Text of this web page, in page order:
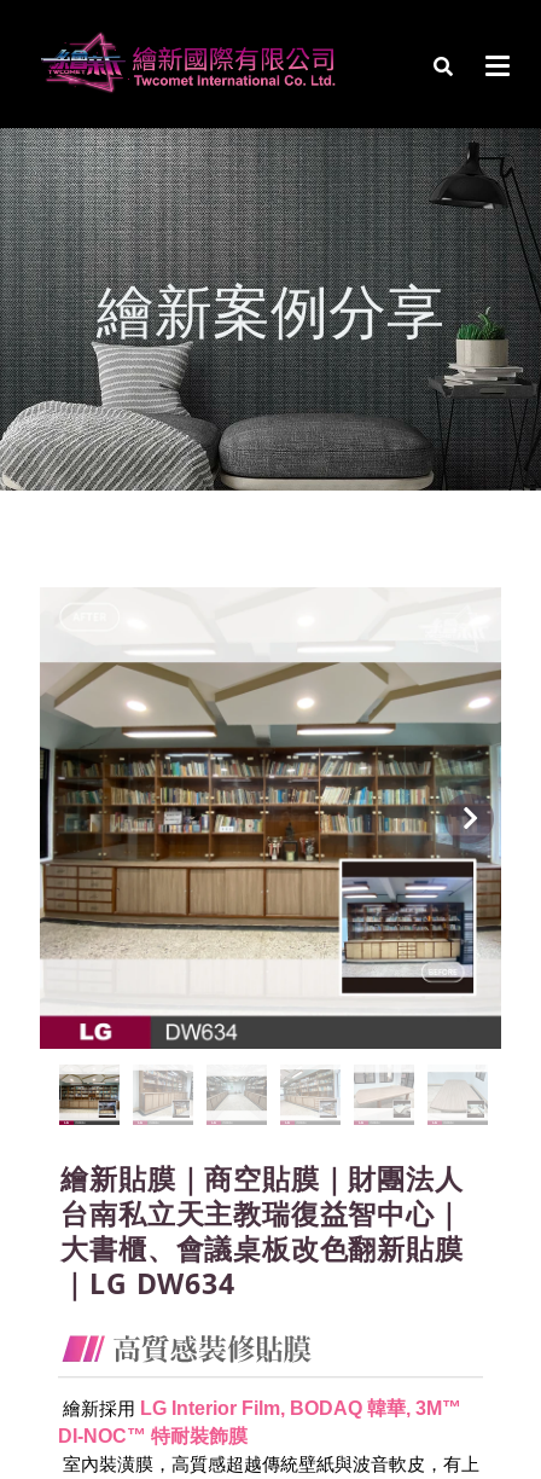
繪新案例分享
繪新貼膜｜商空貼膜｜財團法人
台南私立天主教瑞復益智中心｜
大書櫃、會議桌板改色翻新貼膜
｜LG DW634
繪新採用 LG Interior Film, BODAQ 韓華, 3M™
DI-NOC™ 特耐裝飾膜